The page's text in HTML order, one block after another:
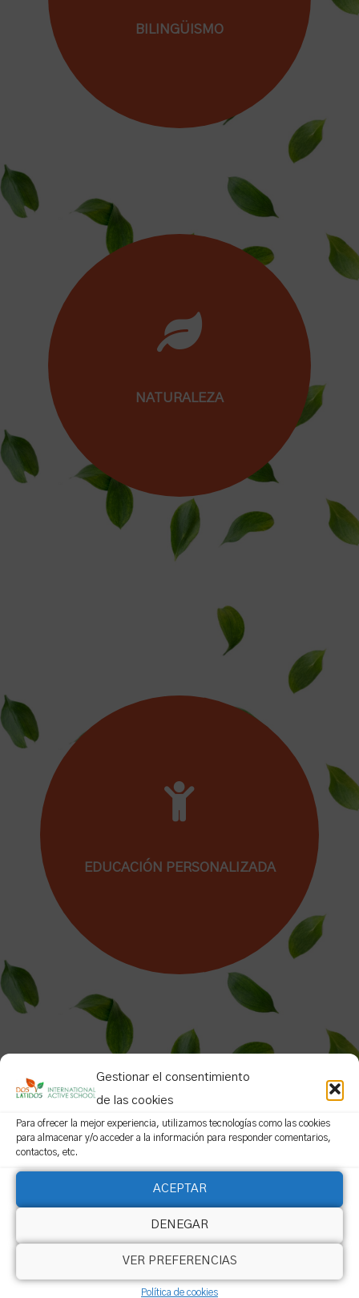
Gestionar el consentimiento
de las cookies
Para ofrecer la mejor experiencia, utilizamos tecnologías como las cookies
para almacenar y/o acceder a la información para responder comentarios,
contactos, etc.
ACEPTAR
DENEGAR
VER PREFERENCIAS
Política de cookies
BILINGÜISMO
Porque reconoces la importancia que tiene
el inglés en el desarrollo personal,
académico y profesional de tus hijos/as.
NATURALEZA
Porque das importancia al entorno de
aprendizaje y conoces las ventajas de crecer
en conexión con la naturaleza que nos
EDUCACIÓN PERSONALIZADA
Porque buscas una educación a medida que
permita al alumnado explorar sus fortalezas,
superar sus carencias y potenciar sus talentos
naturales.